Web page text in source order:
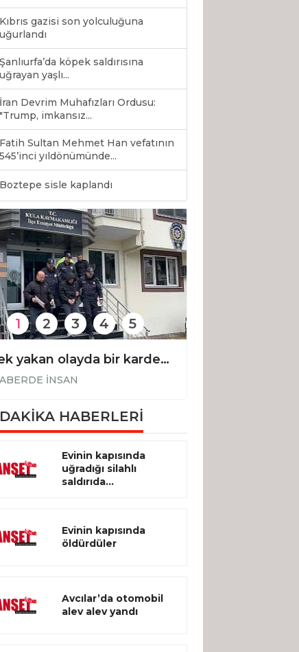
Kıbrıs gazisi son yolculuğuna
uğurlandı
Şanlıurfa’da köpek saldırısına
uğrayan yaşlı...
İran Devrim Muhafızları Ordusu:
"Trump, imkansız...
Fatih Sultan Mehmet Han vefatının
545’inci yıldönümünde...
Boztepe sisle kaplandı
Yürek yakan olayda bir kardeş toprakta, diğeri cezaevinde
İNSAN
1 2 3 4 5
HABERLERİ
Evinin kapısında
uğradığı silahlı
saldırıda...
Evinin kapısında
öldürdüler
Avcılar’da otomobil
alev alev yandı